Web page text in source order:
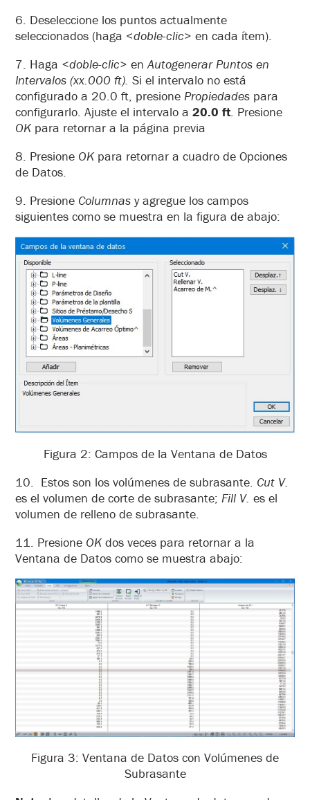
6. Deseleccione los puntos actualmente
seleccionados (haga <doble-clic> en cada ítem).
7. Haga <doble-clic> enAutogenerar Puntos en
Intervalos (xx.000 ft). Si el intervalo no está
configurado a 20.0 ft, presione Propiedades para
configurarlo. Ajuste el intervalo a 20.0 ft. Presione
OK para retornar a la página previa
8. Presione OK para retornar a cuadro de Opciones
de Datos.
9. Presione Columnas y agregue los campos
siguientes como se muestra en la figura de abajo:
Figura 2: Campos de la Ventana de Datos
10. Estos son los volúmenes de subrasante. Cut V.
es el volumen de corte de subrasante; Fill V. es el
volumen de relleno de subrasante.
11. Presione OK dos veces para retornar a la
Ventana de Datos como se muestra abajo:
Figura 3: Ventana de Datos con Volúmenes de
Subrasante